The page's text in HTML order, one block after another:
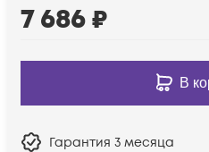
7 686₽
В
Гарантия 3 месяца